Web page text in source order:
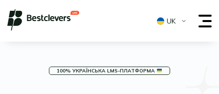
UK
100% УКРАЇНСЬКА LMS-ПЛАТФОРМА